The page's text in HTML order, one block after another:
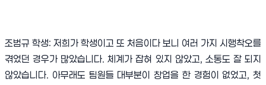
조범규 학생: 저희가 학생이고 또 처음이다 보니 여러 가지 시행착오를
겪었던 경우가 많았습니다.체계가 잡혀 있지 않았고, 소통도 잘 되지
않았습니다. 아무래도 팀원들 대부분이 창업을 한 경험이 없었고, 첫